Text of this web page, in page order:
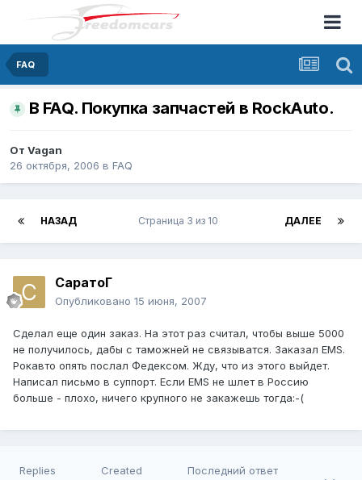
FAQ
В FAQ. Покупка запчастей в RockAuto.
От Vagan
26 октября, 2006 в FAQ
НАЗАД ДАЛЕЕ
Страница 3 из 10
СаратоГ
Опубликовано 15 июня, 2007
Сделал еще один заказ. На этот раз считал, чтобы выше 5000
не получилось, дабы с таможней не связыватся. Заказал EMS.
Рокавто опять послал Федексом. Жду, что из этого выйдет.
Написал письмо в суппорт. Если EMS не шлет в Россию
больше - плохо, ничего крупного не закажешь тогда:-(
Replies Created Последний ответ